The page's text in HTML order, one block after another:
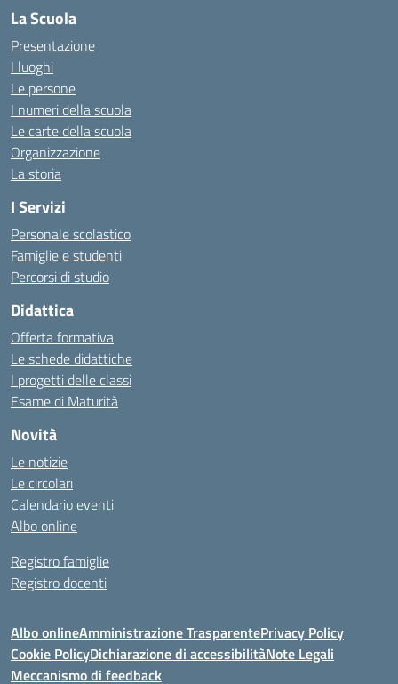
La Scuola
Presentazione
I luoghi
Le persone
I numeri della scuola
Le carte della scuola
Organizzazione
La storia
I Servizi
Personale scolastico
Famiglie e studenti
Percorsi di studio
Didattica
Offerta formativa
Le schede didattiche
I progetti delle classi
Esame di Maturità
Novità
Le notizie
Le circolari
Calendario eventi
Albo online
Registro famiglie
Registro docenti
Albo onlineAmministrazione TrasparentePrivacy Policy
Cookie PolicyDichiarazione di accessibilitàNote Legali
Meccanismo di feedback